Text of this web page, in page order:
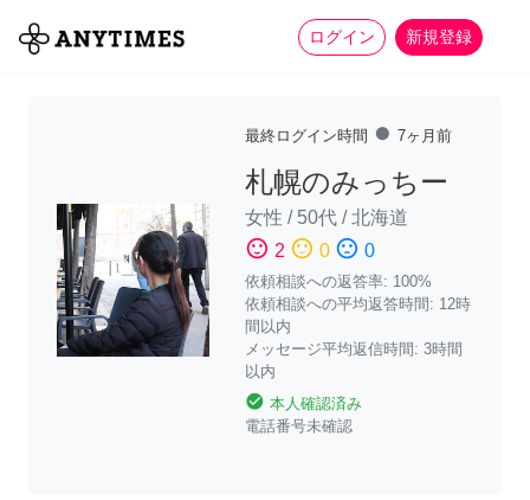
ログイン 新規登録
全て 家事 more_horiz
最終ログイン時間 fiber_manual_record 7ヶ月前
札幌のみっちー
女性 / 50代 /北海道
sentiment_satisfied 2 sentiment_neutral 0 sentiment_dissatisfied 0
依頼相談への返答率: 100%
依頼相談への平均返答時間: 12時
間以内
メッセージ平均返信時間: 3時間
以内
check_circle 本人確認済み
電話番号未確認